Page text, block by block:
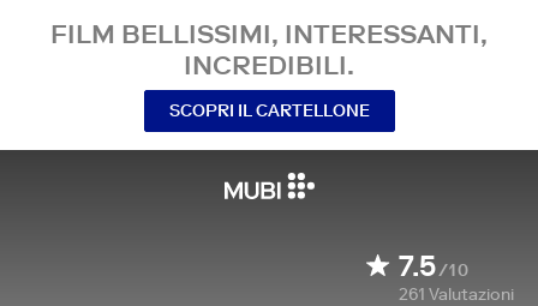
FILM BELLISSIMI, INTERESSANTI,
INCREDIBILI.
SCOPRI IL CARTELLONE
7.5/10
261 Valutazioni